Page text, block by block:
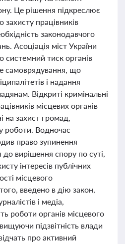
Це рішення підкреслює
захисту працівників
законодавчого
Асоціація міст України
тиск органів
самоврядування, що
і надання
Відкриті кримінальні
місцевих органів
на захист громад,
роботи. Водночас
право зупинення
вирішення спору по суті,
інтересів публічних
місцевого
введено в дію закон,
і медіа,
роботи органів місцевого
підзвітність влади
про активний